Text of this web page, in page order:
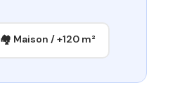
🏘 Maison / +120 m²